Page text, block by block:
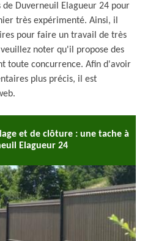
de Duverneuil Elagueur 24 pour
très expérimenté. Ainsi, il
pour faire un travail de très
noter qu'il propose des
toute concurrence. Afin d'avoir
plus précis, il est
et de clôture : une tache à
Elagueur 24